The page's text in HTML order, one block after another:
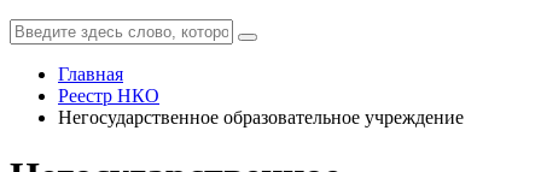
Главная
Реестр НКО
Негосударственное образовательное учреждение